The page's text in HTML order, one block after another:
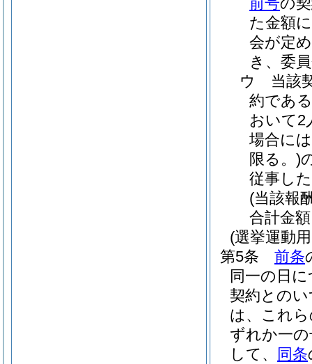
た金額
会が定
き、委
ウ
当該
約であ
おいて2
場合に
限る。)
従事し
(当該報
合計金額
(選挙運動
第5条
前条
同一の日
契約との
は、これ
ずれか一
して、
同条